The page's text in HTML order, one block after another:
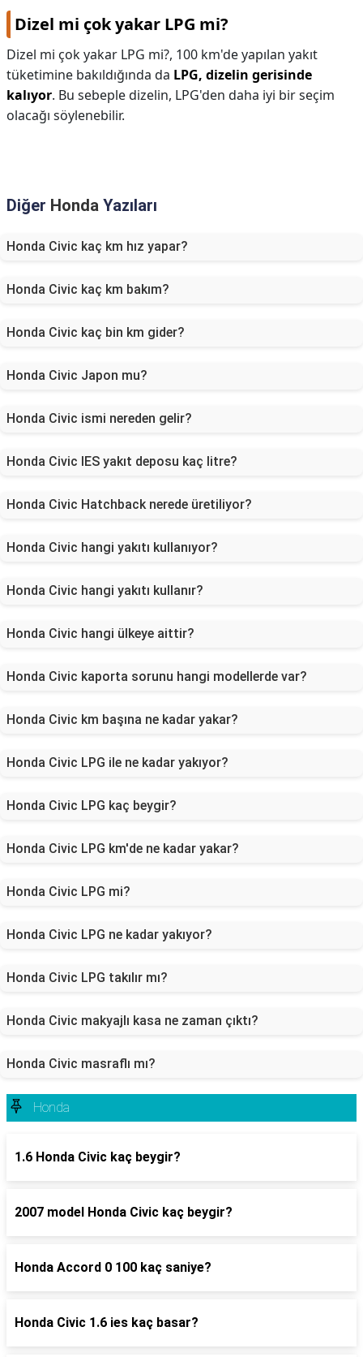
Dizel mi çok yakar LPG mi?
Dizel mi çok yakar LPG mi?, 100 km'de yapılan yakıt
tüketimine bakıldığında da LPG, dizelin gerisinde
kalıyor. Bu sebeple dizelin, LPG'den daha iyi bir seçim
olacağı söylenebilir.
Diğer Honda Yazıları
Honda Civic kaç km hız yapar?
Honda Civic kaç km bakım?
Honda Civic kaç bin km gider?
Honda Civic Japon mu?
Honda Civic ismi nereden gelir?
Honda Civic IES yakıt deposu kaç litre?
Honda Civic Hatchback nerede üretiliyor?
Honda Civic hangi yakıtı kullanıyor?
Honda Civic hangi yakıtı kullanır?
Honda Civic hangi ülkeye aittir?
Honda Civic kaporta sorunu hangi modellerde var?
Honda Civic km başına ne kadar yakar?
Honda Civic LPG ile ne kadar yakıyor?
Honda Civic LPG kaç beygir?
Honda Civic LPG km'de ne kadar yakar?
Honda Civic LPG mi?
Honda Civic LPG ne kadar yakıyor?
Honda Civic LPG takılır mı?
Honda Civic makyajlı kasa ne zaman çıktı?
Honda Civic masraflı mı?
Honda
1.6 Honda Civic kaç beygir?
2007 model Honda Civic kaç beygir?
Honda Accord 0 100 kaç saniye?
Honda Civic 1.6 ies kaç basar?